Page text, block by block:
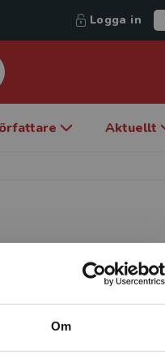
Om
Logga in
Aktuellt
vid Karlstads universitet.